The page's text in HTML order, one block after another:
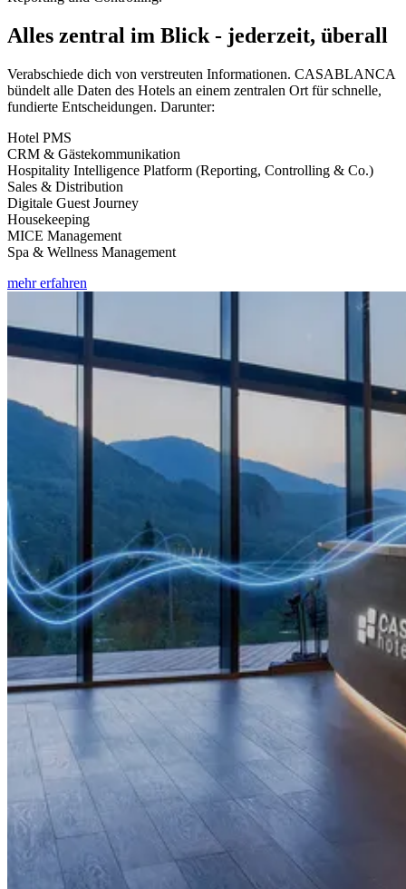
Alles zentral im Blick - jederzeit, überall
Verabschiede dich von verstreuten Informationen. CASABLANCA
bündelt alle Daten des Hotels an einem zentralen Ort für schnelle,
fundierte Entscheidungen. Darunter:
Hotel PMS
CRM & Gästekommunikation
Hospitality Intelligence Platform (Reporting, Controlling & Co.)
Sales & Distribution
Digitale Guest Journey
Housekeeping
MICE Management
Spa & Wellness Management
mehr erfahren